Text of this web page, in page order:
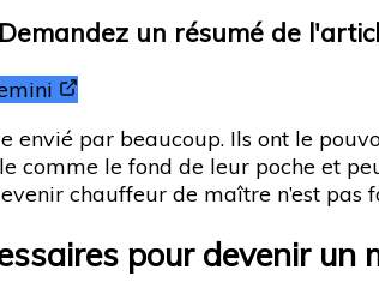
un résumé de
envié par beaucoup. Ils ont le
comme le fond de leur poche et
chauffeur de maître n’est pas
pour devenir un